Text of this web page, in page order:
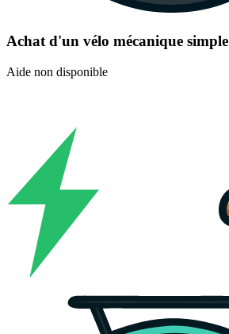
Achat d'un vélo mécanique simple
Aide non disponible